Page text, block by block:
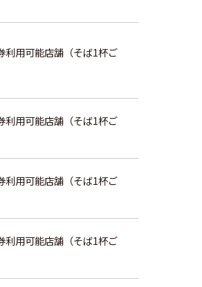
利用可能店舗（そば1杯ご
利用可能店舗（そば1杯ご
利用可能店舗（そば1杯ご
利用可能店舗（そば1杯ご